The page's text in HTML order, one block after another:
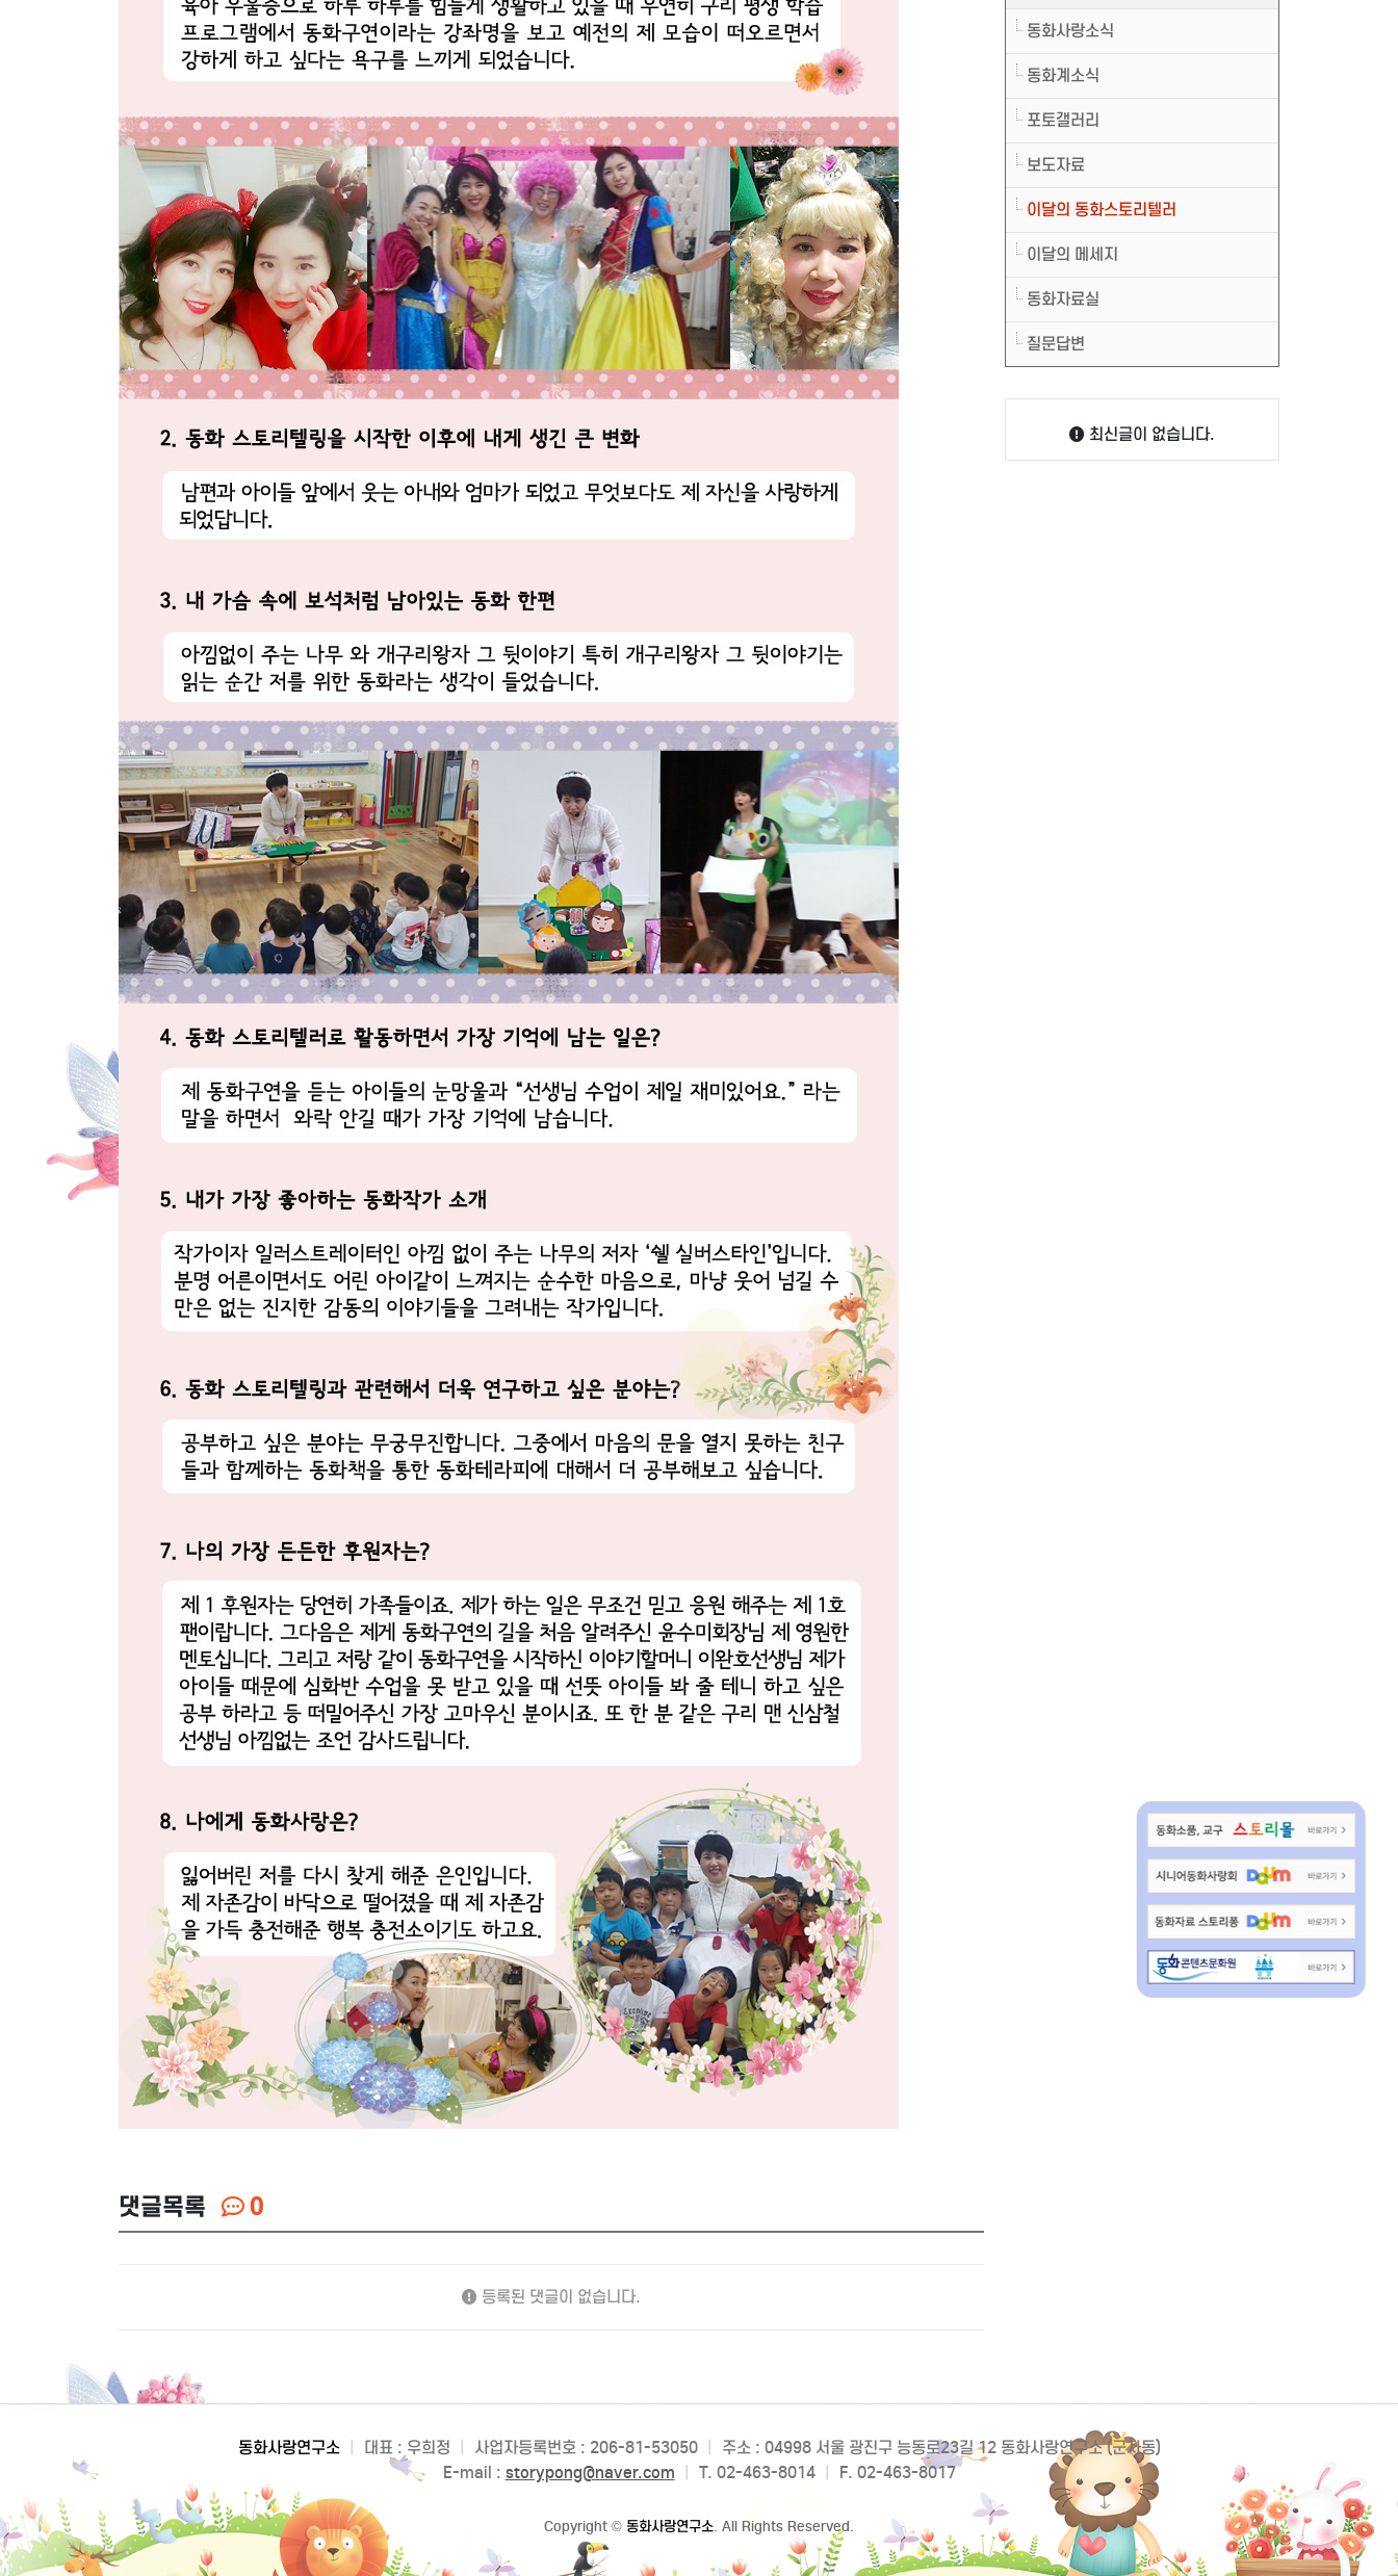
댓글목록 0
등록된 댓글이 없습니다.
동화사랑소식
동화계소식
포토갤러리
보도자료
이달의 동화스토리텔러
이달의 메세지
동화자료실
질문답변
최신글이 없습니다.
동화사랑연구소 대표 : 우희정 사업자등록번호 : 206-81-53050
주소 : 04998 서울 광진구 능동로23길 12 동화사랑연구소 (군자동)
E-mail : storypong@naver.com T. 02-463-8014 F. 02-463-8017
Copyright © 동화사랑연구소. All Rights Reserved.